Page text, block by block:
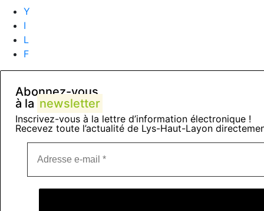
Y
I
L
F
Abonnez-vous
à la newsletter
Inscrivez-vous à la lettre d’information électronique !
Recevez toute l’actualité de Lys-Haut-Layon